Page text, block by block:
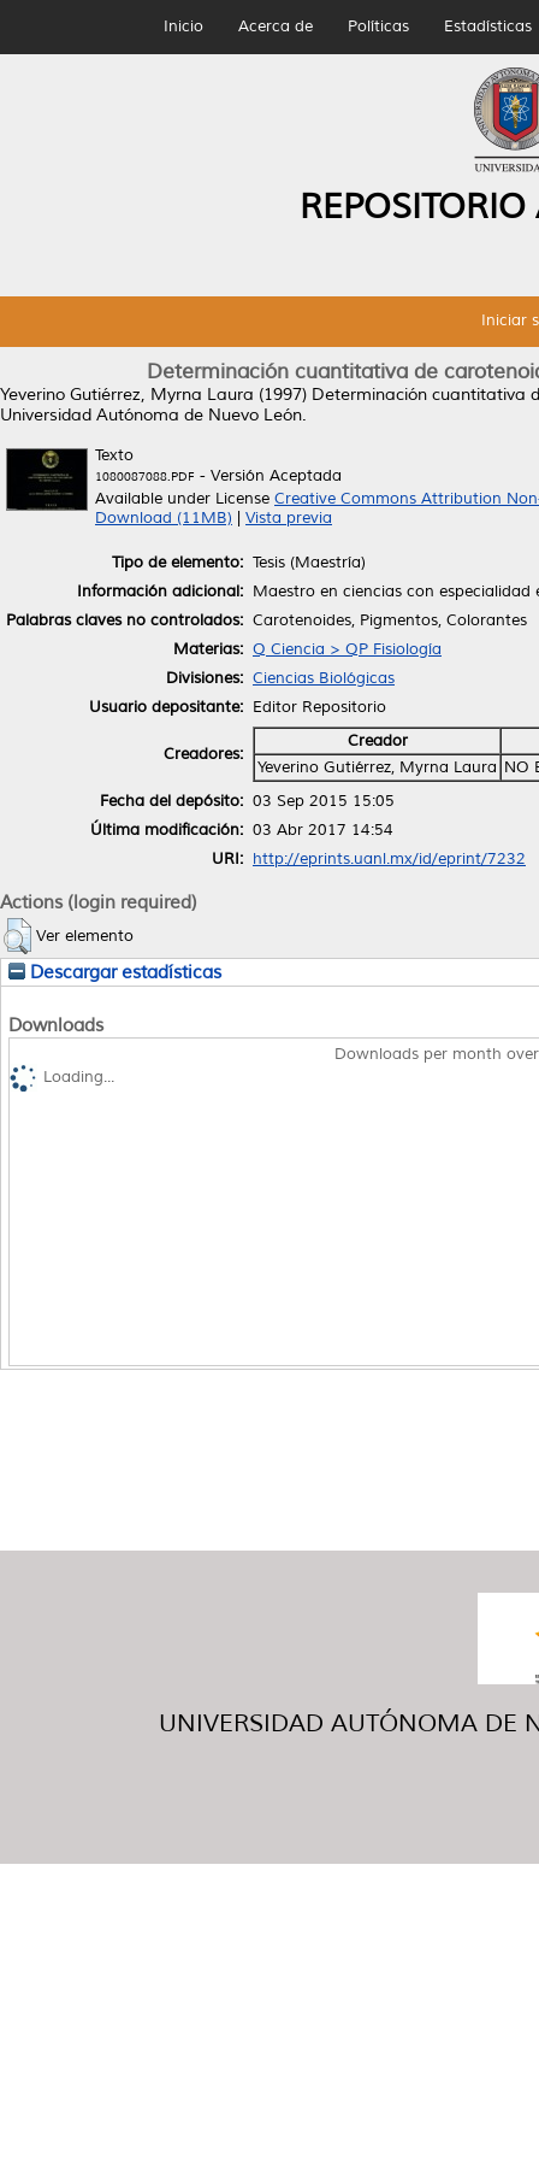
Inicio Acerca de Políticas Estadísticas
Iniciar
Determinación cuantitativa de
Yeverino Gutiérrez, Myrna Laura (1997) Determinación cuantitativa
Universidad Autónoma de Nuevo León.
Texto
1080087088.PDF - Versión Aceptada
Available under License Creative Commons Attribution
Download (11MB)
Vista previa
Tipo de elemento: Tesis (Maestría)
Información adicional: Maestro en ciencias con especialidad
Palabras claves no controlados: Carotenoides, Pigmentos, Colorantes
Materias: Q Ciencia > QP Fisiología
Divisiones: Ciencias Biológicas
Usuario depositante: Editor Repositorio
Creadores:
Creador
Yeverino Gutiérrez, Myrna Laura NO
Fecha del depósito: 03 Sep 2015 15:05
Última modificación: 03 Abr 2017 14:54
URI: http://eprints.uanl.mx/id/eprint/7232
Actions (login required)
Ver elemento
Descargar estadísticas
Downloads
Downloads per month
Loading...
UNIVERSIDAD AUTÓNOMA DE